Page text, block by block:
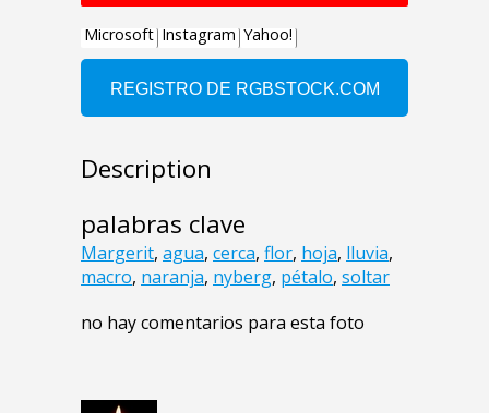
Description
palabras clave
Margerit, agua, cerca, flor, hoja, lluvia,
macro, naranja, nyberg, pétalo, soltar
no hay comentarios para esta foto